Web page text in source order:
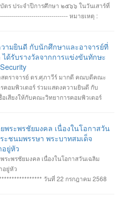
ร ประจำปีการศึกษา ๒๕๖๖ ในวันเสาร์ที่
หมายเหตุ :
ามยินดี กับนักศึกษาและอาจารย์ที่
ได้รับรางวัลจากการแข่งขันทักษะ
ตราจารย์ ดร.ศุภาวีร์ มากดี คณบดีคณะ
คอมพิวเตอร์ ร่วมแสดงความยินดี กับ
เสียงให้กับคณะวิทยาการคอมพิวเตอร์
HACKATHON#1 2025 ภายใต้โครงการ
ภัฏร้อยเอ็ด” วันที่ 7-8 กรกฎาคม 2568 รุ่น
Everything นายชัยวัฒน์ ชัยฤทธิ์ นาย
นนได้สูงสุด 2260 คะแนน #รางวัลรอง
จำปาหอม นายนวพงษ์ ธรรมสัตย์ นายวี
#รางวัลรองชนะเลิศอันดับที่_2 ทีม
พระพรชัยมงคล เนื่องในโอกาสวัน
ะชนมพรรษา พระบาทสมเด็จ
อยู่หัว
ระพรชัยมงคล เนื่องในโอกาสวันเฉลิม
อยู่หัว
วันที่ 22 กรกฎาคม 2568